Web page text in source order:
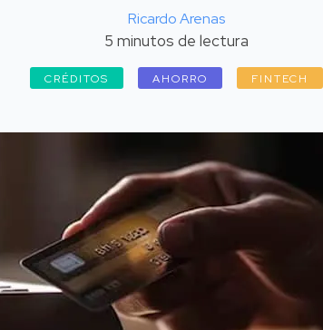
Ricardo Arenas
5 minutos de lectura
CRÉDITOS AHORRO FINTECH